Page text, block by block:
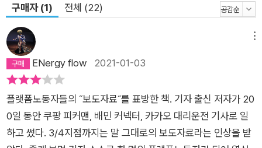
구매자 (1) 전체 (22)
ENergy flow 2021-01-03
플랫폼노동자들의 ˝보도자료˝를 표방한 책. 기자 출신 저자가 20
0일 동안 쿠팡 피커맨, 배민 커넥터, 카카오 대리운전 기사로 일
하고 썼다. 3/4지점까지는 말 그대로의 보도자료라는 인상을 받